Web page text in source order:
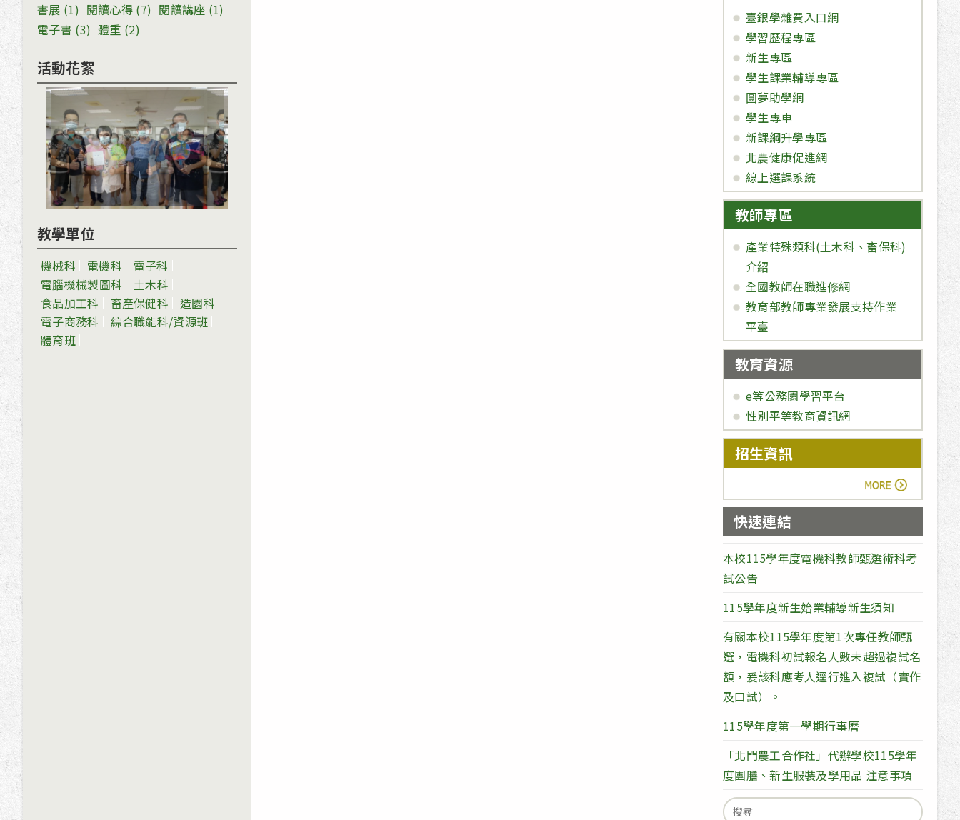
書展 (1) 閱讀心得 (7) 閱讀講座 (1)
電子書 (3) 體重 (2)
活動花絮
教學單位
機械科 電機科
電子科
電腦機械製圖科
土木科
食品加工科
畜產保健科
造園科
電子商務科
綜合職能科/資源班
體育班
臺銀學雜費入口網
學習歷程專區
新生專區
學生課業輔導專區
圓夢助學網
學生專車
新課綱升學專區
北農健康促進網
線上選課系統
教師專區
產業特殊類科(土木科、畜保科)
介紹
全國教師在職進修網
教育部教師專業發展支持作業
平臺
教育資源
e等公務園學習平台
性別平等教育資訊網
招生資訊
快速連結
本校115學年度電機科教師甄選術科考
試公告
115學年度新生始業輔導新生須知
有關本校115學年度第1次專任教師甄
選，電機科初試報名人數未超過複試名
額，爰該科應考人逕行進入複試（實作
及口試）。
115學年度第一學期行事曆
「北門農工合作社」代辦學校115學年
度團膳、新生服裝及學用品 注意事項
Search